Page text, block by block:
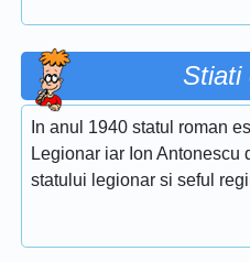
In anul 1940 statul roman
Legionar iar Ion Antonescu
statului legionar si seful